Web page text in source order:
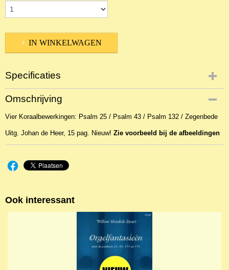
IN WINKELWAGEN
Specificaties
Productcode
NBLNOr-17763
EAN code
Omschrijving
Vier Koraalbewerkingen: Psalm 25 / Psalm 43 / Psalm 132 / Zegenbede
Uitg. Johan de Heer, 15 pag. Nieuw! Zie voorbeeld bij de afbeeldingen
Ook interessant